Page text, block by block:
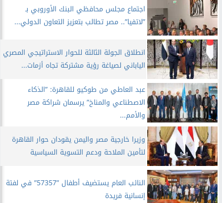
اجتماع مجلس محافظي البنك الأوروبي بـ
”لاتفيا”.. مصر تطالب بتعزيز التعاون الدولي...
​انطلاق الجولة الثالثة للحوار الاستراتيجي المصري
الياباني لصياغة رؤية مشتركة تجاه أزمات...
عبد العاطي من طوكيو للقاهرة: ”الذكاء
الاصطناعي والمناخ” يرسمان شراكة مصر
والأمم...
​وزيرا خارجية مصر واليمن يقودان حوار القاهرة
لتأمين الملاحة ودعم التسوية السياسية
​النائب العام يستضيف أطفال ”57357” في لفتة
إنسانية فريدة